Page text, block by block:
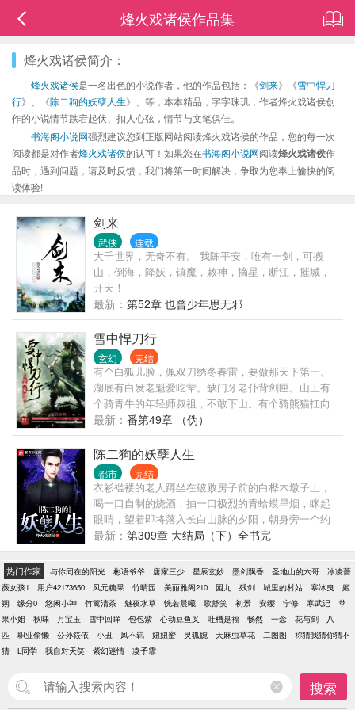
烽火戏诸侯作品集
烽火戏诸侯简介：
烽火戏诸侯是一名出色的小说作者，他的作品包括：《剑来》《雪中悍刀
行》、《陈二狗的妖孽人生》、等，本本精品，字字珠玑，作者烽火戏诸侯创
作的小说情节跌宕起伏、扣人心弦，情节与文笔俱佳。
书海阁小说网强烈建议您到正版网站阅读烽火戏诸侯的作品，您的每一次
阅读都是对作者烽火戏诸侯的认可！如果您在书海阁小说网阅读烽火戏诸侯作
品时，遇到问题，请及时反馈，我们将第一时间解决，争取为您奉上愉快的阅
读体验!
剑来
武侠 连载
大千世界，无奇不有。 我陈平安，唯有一剑，可搬
山，倒海，降妖，镇魔，敕神，摘星，断江，摧城，
开天！
最新： 第52章 也曾少年思无邪
雪中悍刀行
玄幻 完结
有个白狐儿脸，佩双刀绣冬春雷，要做那天下第一。
湖底有白发老魁爱吃荤。缺门牙老仆背剑匣。山上有
个骑青牛的年轻师叔祖，不敢下山。有个骑熊猫扛向
日葵不太冷的少女杀手。 这个江湖，高人出行要注重
出尘装扮，女侠行走江湖要注意培养人气，宗派要跟
庙堂打好关系。 而主角，则潇洒带刀，把江湖捅了一
个通透。 小二，上酒～
最新： 番第49章 （伪）
陈二狗的妖孽人生
都市 完结
衣衫褴褛的老人蹲坐在破败房子前的白桦木墩子上，
喝一口自制的烧酒，抽一口极烈的青蛤蟆旱烟，眯起
眼睛，望着即将落入长白山脉的夕阳，朝身旁一个约
莫六七岁、正陪着一黑一白两头土狗玩耍的小孩子说
道：“浮生，最让东北虎忌惮的畜生，不是皮糙肉厚的
黑瞎子，也不是600斤的野猪王，而是上了山的守山
犬。”许多年后，老人躺进了一座不起眼的坟包，那个
没被大雪天刮烟炮冻死、没被张家寨村民戳脊梁骨白
眼死的孩子终于走出大山，来到城市，像一条进了山
的疯狗，咬过跪过低头过，所以荣耀。其爷如老龟，
死于无名。其兄如饥鹰，搏击北方。其父如瘦虎，东
－－－－－－－－－－－－－－－
最新： 第309章 大结局（下）全书完
热门作家 与你同在的阳光 彬语爷爷 唐家三少 星辰玄妙 墨剑飘香 圣地山的六哥
冰凌蔷
薇女孩1
用户42173650 凤元糖果 竹晴园 美丽雅阁210 园九 残剑 城里的村姑 寒冰曳
姬
朔
缘分0 悠闲小神 竹篱清茶 魅夜水草 恍若晨曦 歌舒笑 初景 安缨 宁修 寒武记
苹
果小姐
秋味 月宝玉 雪中回眸 包包紫 心动豆鱼叉 吐槽是福 畅然 一念 花与剑
八
匹
职业偷懒 公孙筱依 小丑 凤不羁 妞妞蜜 灵狐婉 天麻虫草花 二图图
祢猜我猜你猜不
猜
L同学 我自对天笑 紫幻迷情 凌予霏
搜索